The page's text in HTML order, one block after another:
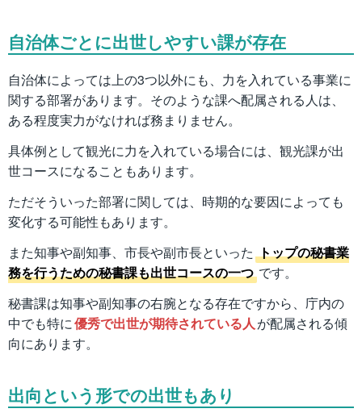
自治体ごとに出世しやすい課が存在
自治体によっては上の3つ以外にも、力を入れている事業に
関する部署があります。そのような課へ配属される人は、
ある程度実力がなければ務まりません。
具体例として観光に力を入れている場合には、観光課が出
世コースになることもあります。
ただそういった部署に関しては、時期的な要因によっても
変化する可能性もあります。
また知事や副知事、市長や副市長といった トップの秘書業
務を行うための秘書課も出世コースの一つ です。
秘書課は知事や副知事の右腕となる存在ですから、庁内の
中でも特に優秀で出世が期待されている人が配属される傾
向にあります。
出向という形での出世もあり